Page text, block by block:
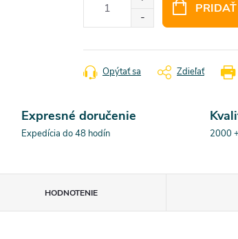
Opýtať sa Zdieľať
Expresné doručenie
Expedícia do 48 hodín 2000
HODNOTENIE